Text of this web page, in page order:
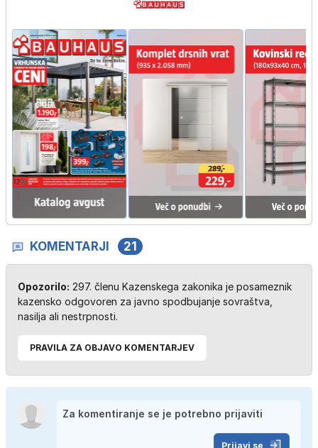
KOMENTARJI 21
Opozorilo: 297. členu Kazenskega zakonika je posameznik
kazensko odgovoren za javno spodbujanje sovraštva,
nasilja ali nestrpnosti.
PRAVILA ZA OBJAVO KOMENTARJEV
Prijavi se